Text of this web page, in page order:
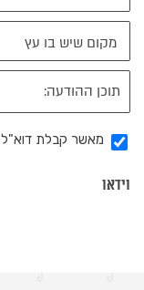
מאשר קבלת דוא"ל
וידאו